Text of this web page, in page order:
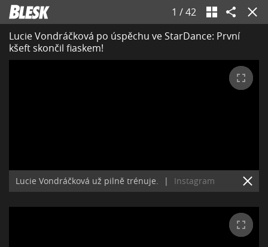
1 /42
Lucie Vondráčková po úspěchu ve StarDance: První
kšeft skončil fiaskem!
Lucie Vondráčková už pilně trénuje. | Instagram